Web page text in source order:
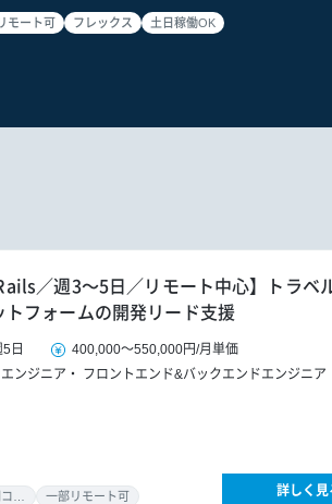
モート可 フレックス 土日稼働OK
／週3～5日／リモート中心】トラベ
トフォームの開発リード支援
日 400,000～550,000円/月単価
ンジニア
フロントエンド&バックエンドエンジニア
一部リモート可 詳しく見